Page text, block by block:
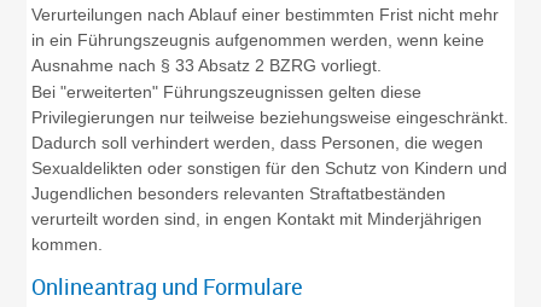
Verurteilungen nach Ablauf einer bestimmten Frist nicht mehr
in ein Führungszeugnis aufgenommen werden, wenn keine
Ausnahme nach § 33 Absatz 2 BZRG vorliegt.
Bei "erweiterten" Führungszeugnissen gelten diese
Privilegierungen nur teilweise beziehungsweise eingeschränkt.
Dadurch soll verhindert werden, dass Personen, die wegen
Sexualdelikten oder sonstigen für den Schutz von Kindern und
Jugendlichen besonders relevanten Straftatbeständen
verurteilt worden sind, in engen Kontakt mit Minderjährigen
kommen.
Onlineantrag und Formulare